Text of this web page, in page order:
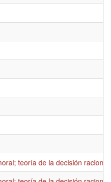
teoría de la decisión racional;